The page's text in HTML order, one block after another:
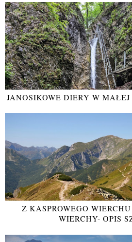
JANOSIKOWE DIERY W
Z KASPROWEGO
WIERCHY- OPIS